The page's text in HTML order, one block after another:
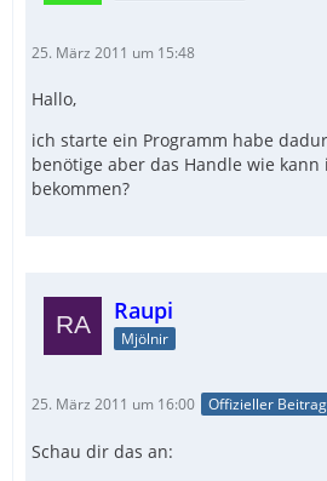
25. März 2011 um 15:48
Hallo,
ich starte ein Programm habe
benötige aber das Handle wie kann
bekommen?
Raupi
Mjölnir
25. März 2011 um 16:00 Offizieller Beitrag
Schau dir das an: